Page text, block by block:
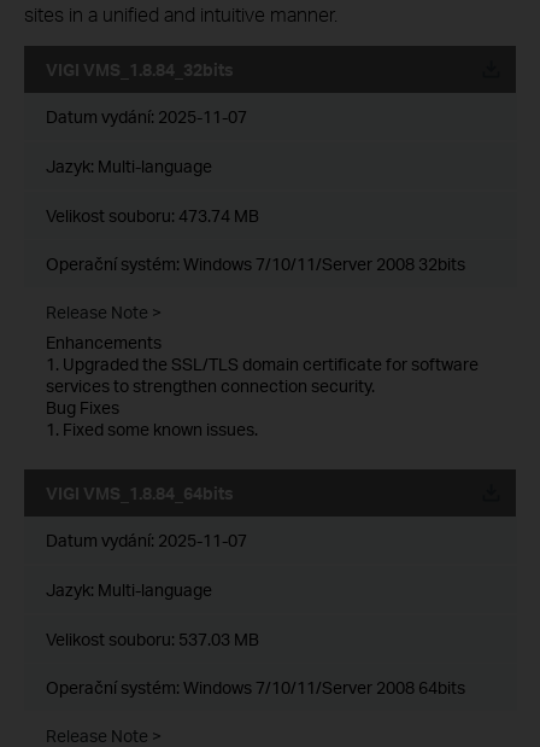
sites in a unified and intuitive manner.
VIGI VMS_1.8.84_32bits
Datum vydání: 2025-11-07
Jazyk: Multi-language
Velikost souboru: 473.74 MB
Operační systém: Windows 7/10/11/Server 2008 32bits
Release Note >
Enhancements
1. Upgraded the SSL/TLS domain certificate for software
services to strengthen connection security.
Bug Fixes
1. Fixed some known issues.
VIGI VMS_1.8.84_64bits
Datum vydání: 2025-11-07
Jazyk: Multi-language
Velikost souboru: 537.03 MB
Operační systém: Windows 7/10/11/Server 2008 64bits
Release Note >